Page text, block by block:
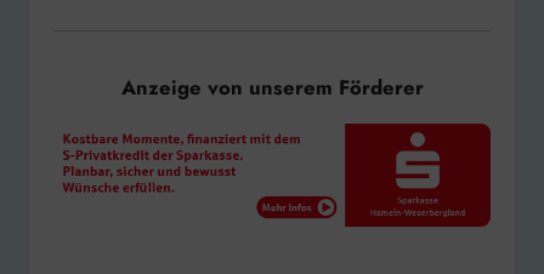
Anzeige von unserem Förderer